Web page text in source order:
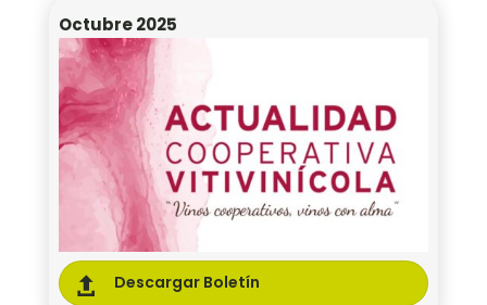
Octubre 2025
 Descargar Boletín